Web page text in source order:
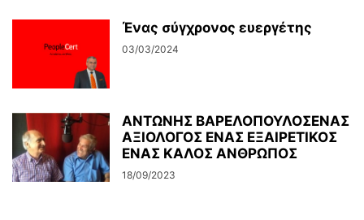
Ένας σύγχρονος ευεργέτης
03/03/2024
ΑΝΤΩΝΗΣ ΒΑΡΕΛΟΠΟΥΛΟΣΕΝΑΣ
ΑΞΙΟΛΟΓΟΣ ΕΝΑΣ ΕΞΑΙΡΕΤΙΚΟΣ
ΕΝΑΣ ΚΑΛΟΣ ΑΝΘΡΩΠΟΣ
18/09/2023